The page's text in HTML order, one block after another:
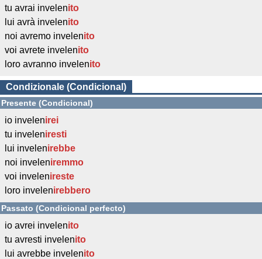
tu avrai invelenito
lui avrà invelenito
noi avremo invelenito
voi avrete invelenito
loro avranno invelenito
Condizionale (Condicional)
Presente (Condicional)
io invelenirei
tu inveleniresti
lui invelenirebbe
noi inveleniremmo
voi invelenireste
loro invelenirebbero
Passato (Condicional perfecto)
io avrei invelenito
tu avresti invelenito
lui avrebbe invelenito